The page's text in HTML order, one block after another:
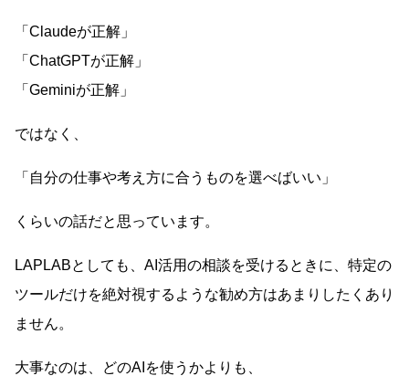
「Claudeが正解」
「ChatGPTが正解」
「Geminiが正解」
ではなく、
「自分の仕事や考え方に合うものを選べばいい」
くらいの話だと思っています。
LAPLABとしても、AI活用の相談を受けるときに、特定の
ツールだけを絶対視するような勧め方はあまりしたくあり
ません。
大事なのは、どのAIを使うかよりも、